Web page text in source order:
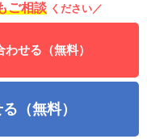
ご相談 ください／
せる（無料）
（無料）